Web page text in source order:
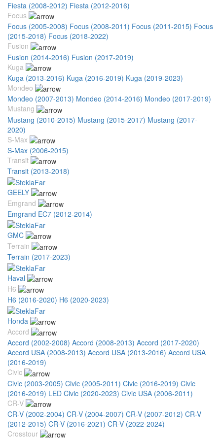
Fiesta (2008-2012) Fiesta (2012-2016)
Focus
Focus (2005-2008) Focus (2008-2011) Focus (2011-2015) Focus
(2015-2018) Focus (2018-2022)
Fusion
Fusion (2014-2016) Fusion (2017-2019)
Kuga
Kuga (2013-2016) Kuga (2016-2019) Kuga (2019-2023)
Mondeo
Mondeo (2007-2013) Mondeo (2014-2016) Mondeo (2017-2019)
Mustang
Mustang (2010-2015) Mustang (2015-2017) Mustang (2017-
2020)
S-Max
S-Max (2006-2015)
Transit
Transit (2013-2018)
GEELY
Emgrand
Emgrand EC7 (2012-2014)
GMC
Terrain
Terrain (2017-2023)
Haval
H6
H6 (2016-2020) H6 (2020-2023)
Honda
Accord
Accord (2002-2008) Accord (2008-2013) Accord (2017-2020)
Accord USA (2008-2013) Accord USA (2013-2016) Accord USA
(2016-2019)
Civic
Civic (2003-2005) Civic (2005-2011) Civic (2016-2019) Civic
(2016-2019) LED Civic (2020-2023) Civic USA (2006-2011)
CR-V
CR-V (2002-2004) CR-V (2004-2007) CR-V (2007-2012) CR-V
(2012-2015) CR-V (2016-2021) CR-V (2022-2024)
Crosstour